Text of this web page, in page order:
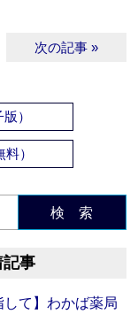
次の記事 »
）
）
検 索
記事
して】わかば薬局